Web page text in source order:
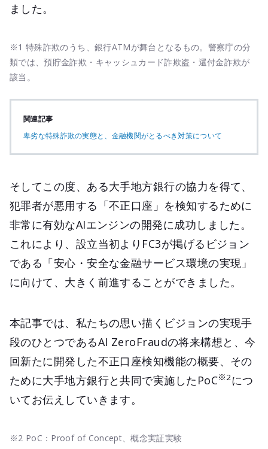
ました。
※1 特殊詐欺のうち、銀行ATMが舞台となるもの。警察庁の分
類では、預貯金詐欺・キャッシュカード詐欺盗・還付金詐欺が
該当。
関連記事
卑劣な特殊詐欺の実態と、金融機関がとるべき対策について
そしてこの度、ある大手地方銀行の協力を得て、
犯罪者が悪用する「不正口座」を検知するために
非常に有効なAIエンジンの開発に成功しました。
これにより、設立当初よりFC3が掲げるビジョン
である「安心・安全な金融サービス環境の実現」
に向けて、大きく前進することができました。
本記事では、私たちの思い描くビジョンの実現手
段のひとつであるAI ZeroFraudの将来構想と、今
回新たに開発した不正口座検知機能の概要、その
ために大手地方銀行と共同で実施したPoC※2につ
いてお伝えしていきます。
※2 PoC：Proof of Concept、概念実証実験